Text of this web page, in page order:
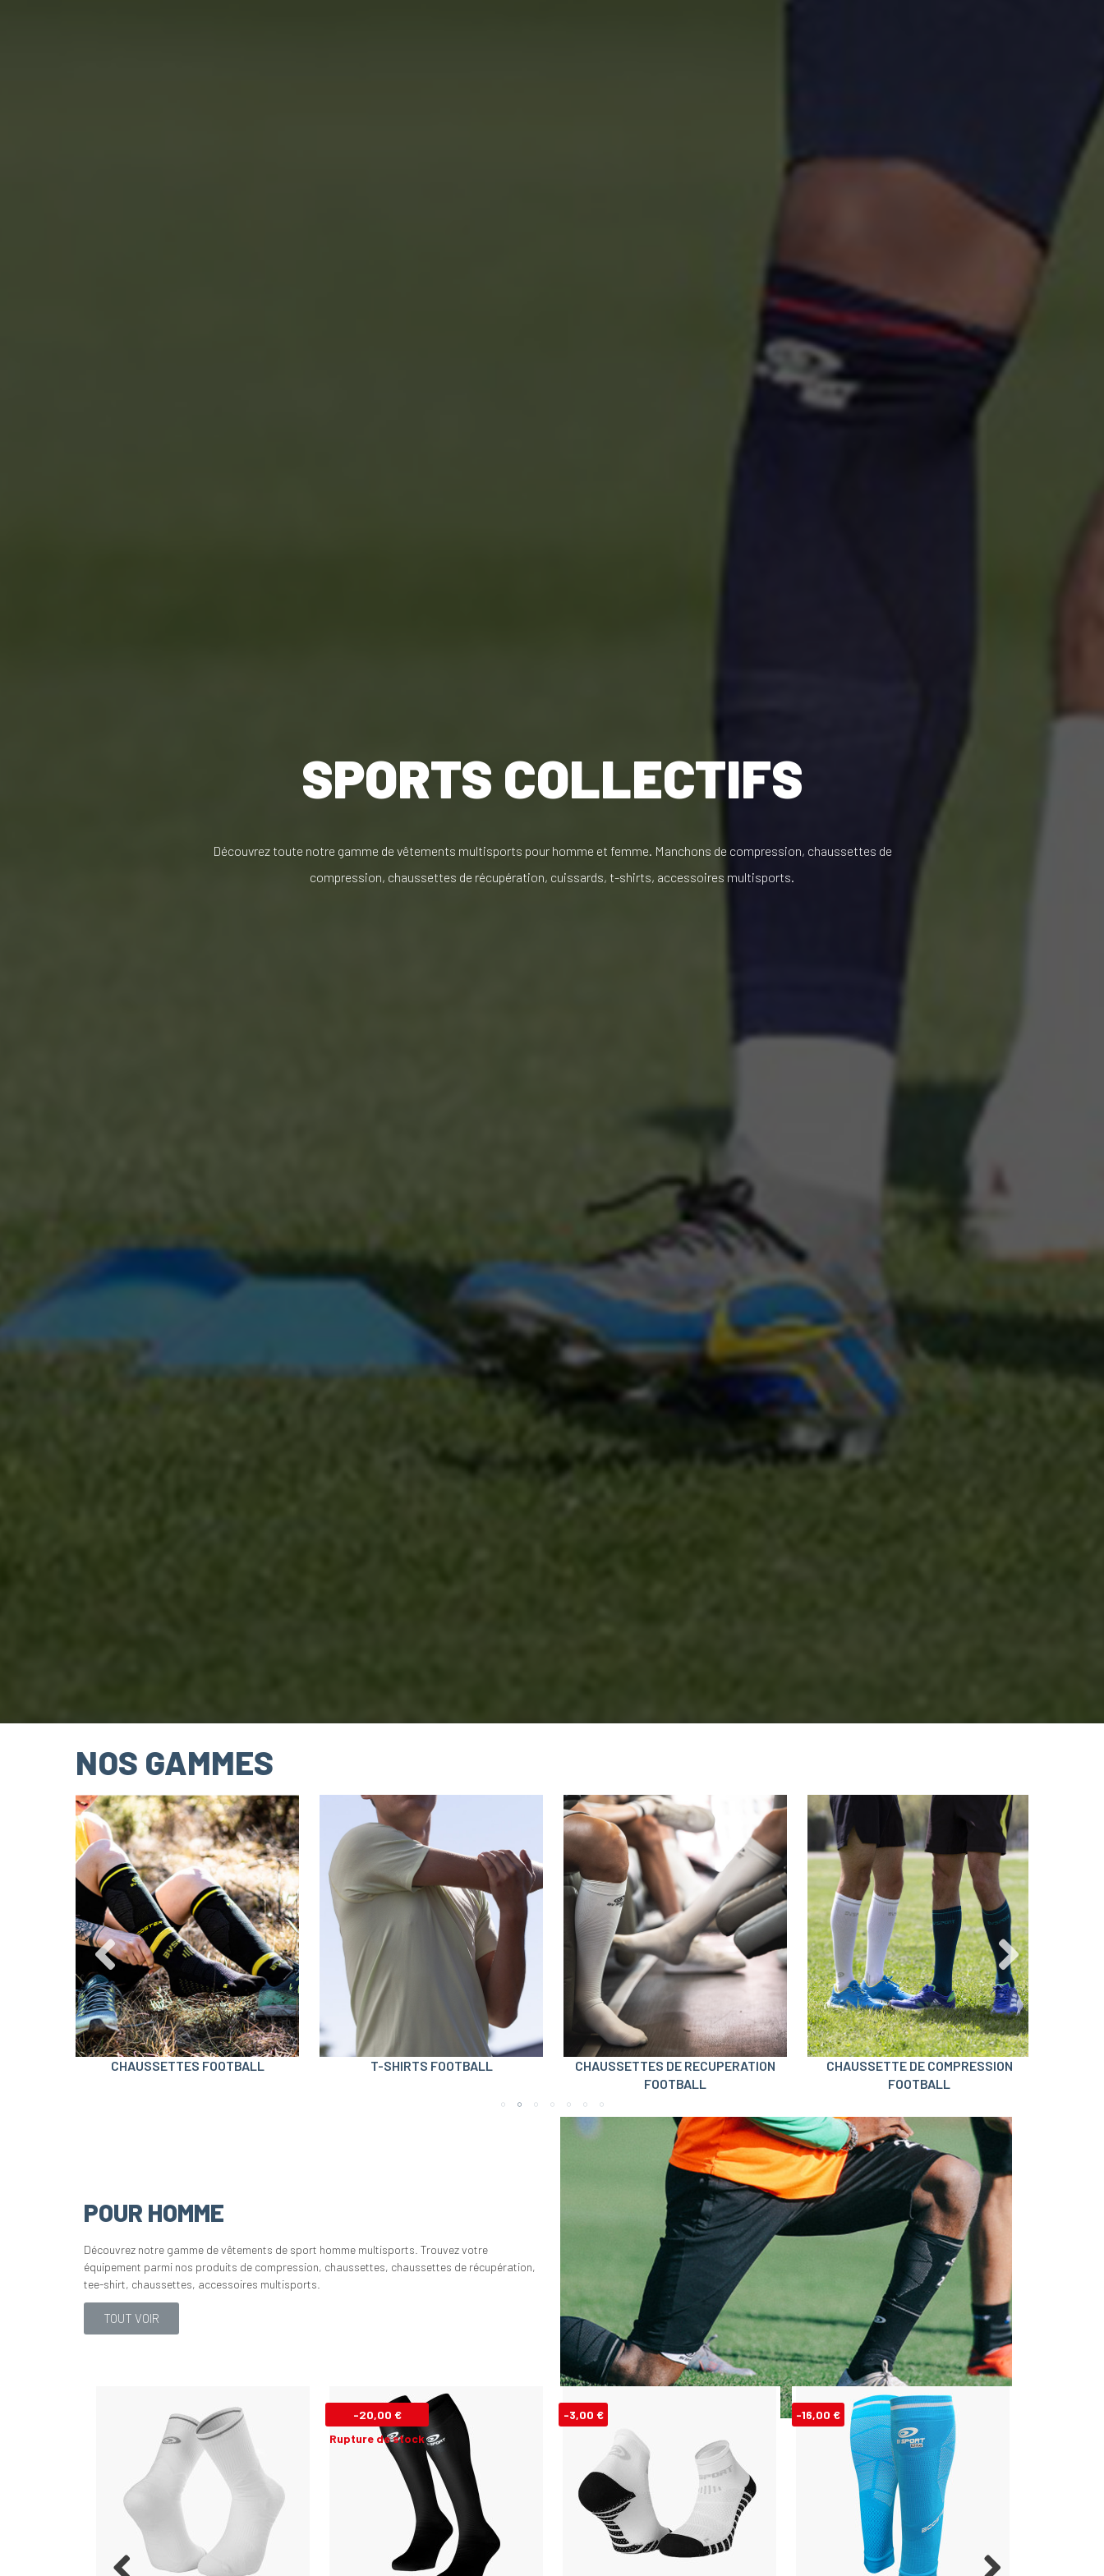
SPORTS COLLECTIFS
Découvrez toute notre gamme de vêtements multisports pour homme et femme. Manchons de compression, chaussettes de
compression, chaussettes de récupération, cuissards, t-shirts, accessoires multisports.
NOS GAMMES
CHAUSSETTES FOOTBALL T-SHIRTS FOOTBALL
CHAUSSETTES DE RECUPERATION
FOOTBALL
CHAUSSETTE DE COMPRESSION
FOOTBALL
POUR HOMME
Découvrez notre gamme de vêtements de sport homme multisports. Trouvez votre
équipement parmi nos produits de compression, chaussettes, chaussettes de récupération,
tee-shirt, chaussettes, accessoires multisports.
TOUT VOIR
-20,00 €
Rupture de stock
-3,00 € -16,00 €